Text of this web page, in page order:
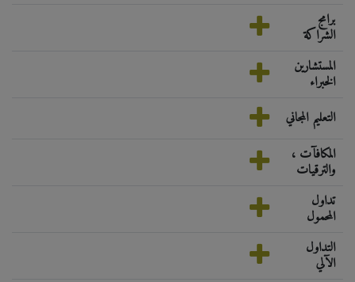
برامج
الشراكة
المستشارين
الخبراء
التعليم المجاني
المكافآت ،
والترقيات
تداول
المحمول
التداول
الآلي